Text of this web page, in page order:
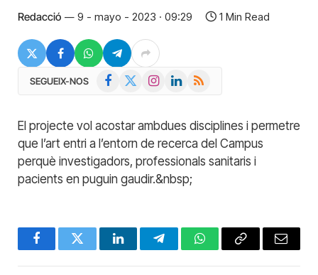
Redacció 9 - mayo - 2023 · 09:29 1 Min Read
SEGUEIX-NOS Facebook InstagramLinkedIn
RSS
El projecte vol acostar ambdues disciplines i permetre
que l’art entri a l’entorn de recerca del Campus
perquè investigadors, professionals sanitaris i
pacients en puguin gaudir.&nbsp;
FacebookTwitter LinkedInTelegramWhatsAppCopy
Email